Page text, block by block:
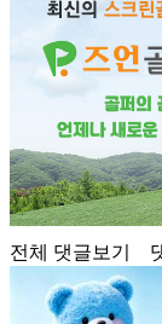
전체 댓글보기